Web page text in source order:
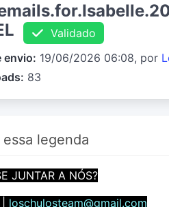
Validado
envio: 19/06/2026 06:08, por
83
legenda
JUNTAR A NÓS?
loschulosteam@gmail.com